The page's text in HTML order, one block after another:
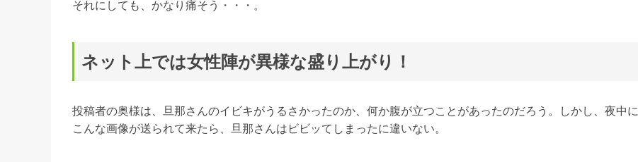
それにしても、かなり痛そう・・・。
ネット上では女性陣が異様な盛り上がり！
投稿者の奥様は、旦那さんのイビキがうるさかったのか、何か腹が立つことがあったのだろう。しかし、夜中に
こんな画像が送られて来たら、旦那さんはビビッてしまったに違いない。